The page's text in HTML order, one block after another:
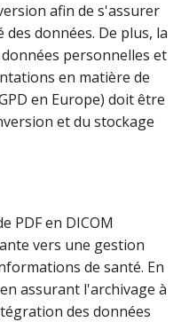
afin de s'assurer
données. De plus, la
personnelles et
en matière de
en Europe) doit être
et du stockage
PDF en DICOM
vers une gestion
de santé. En
assurant l'archivage à
des données